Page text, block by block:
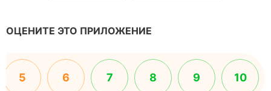
ОЦЕНИТЕ ЭТО ПРИЛОЖЕНИЕ
5 6 7 8 9 10